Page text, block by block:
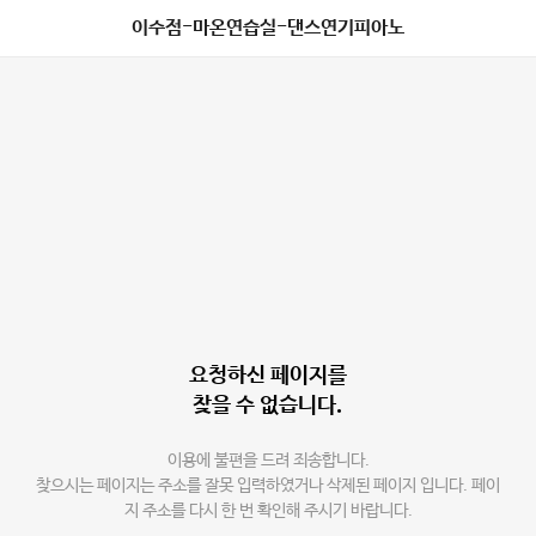
이수점-마온연습실-댄스연기피아노
요청하신 페이지를
찾을 수 없습니다.
이용에 불편을 드려 죄송합니다.
찾으시는 페이지는 주소를 잘못 입력하였거나 삭제된 페이지 입니다. 페이
지 주소를 다시 한 번 확인해 주시기 바랍니다.